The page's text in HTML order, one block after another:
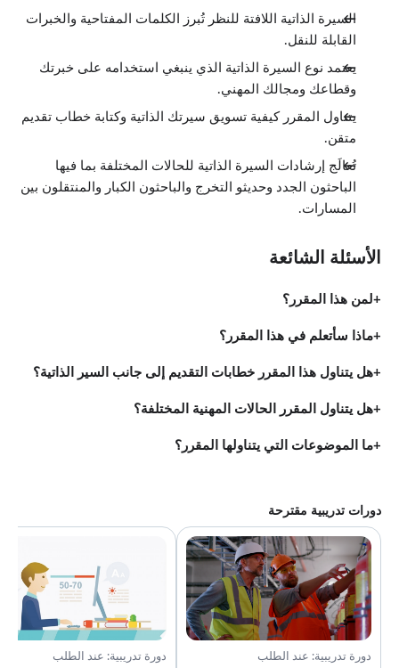
السيرة الذاتية اللافتة للنظر تُبرز الكلمات المفتاحية والخبرات
القابلة للنقل.
يعتمد نوع السيرة الذاتية الذي ينبغي استخدامه على خبرتك
وقطاعك ومجالك المهني.
يتناول المقرر كيفية تسويق سيرتك الذاتية وكتابة خطاب تقديم
متقن.
تُعالَج إرشادات السيرة الذاتية للحالات المختلفة بما فيها
الباحثون الجدد وحديثو التخرج والباحثون الكبار والمنتقلون بين
المسارات.
الأسئلة الشائعة
لمن هذا المقرر؟
ماذا سأتعلم في هذا المقرر؟
هل يتناول هذا المقرر خطابات التقديم إلى جانب السير الذاتية؟
هل يتناول المقرر الحالات المهنية المختلفة؟
ما الموضوعات التي يتناولها المقرر؟
دورات تدريبية مقترحة
دورة تدريبية: عند الطلب دورة تدريبية: عند الطلب